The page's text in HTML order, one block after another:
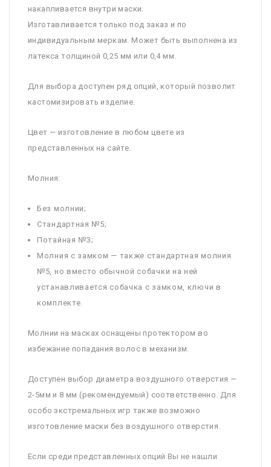
накапливается внутри маски.
Изготавливается только под заказ и по
индивидуальным меркам. Может быть выполнена из
латекса толщиной 0,25 мм или 0,4 мм.
Для выбора доступен ряд опций, который позволит
кастомизировать изделие.
Цвет — изготовление в любом цвете из
представленных на сайте.
Молния:
Без молнии;
Стандартная №5;
Потайная №3;
Молния с замком — также стандартная молния
№5, но вместо обычной собачки на ней
устанавливается собачка с замком, ключи в
комплекте.
Молнии на масках оснащены протектором во
избежание попадания волос в механизм.
Доступен выбор диаметра воздушного отверстия —
2-5мм и 8 мм (рекомендуемый) соответственно. Для
особо экстремальных игр также возможно
изготовление маски без воздушного отверстия.
Если среди представленных опций Вы не нашли